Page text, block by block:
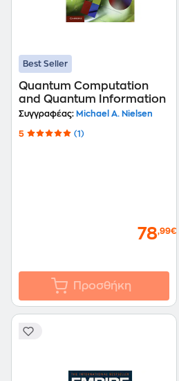
Best Seller
Quantum Computation
and Quantum Information
Συγγραφέας: Michael A. Nielsen
5 (1)
78,99€
Προσθήκη